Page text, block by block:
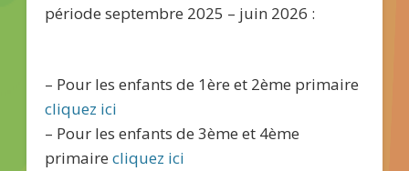
période septembre 2025 – juin 2026 :
– Pour les enfants de 1ère et 2ème primaire
cliquez ici
– Pour les enfants de 3ème et 4ème
primaire cliquez ici